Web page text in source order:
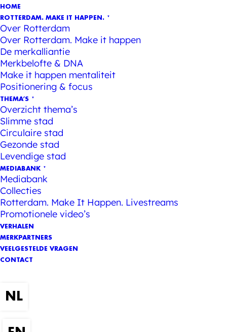
HOME
ROTTERDAM. MAKE IT HAPPEN.
Over Rotterdam
Over Rotterdam. Make it happen
De merkalliantie
Merkbelofte & DNA
Make it happen mentaliteit
Positionering & focus
THEMA’S
Overzicht thema’s
Slimme stad
Circulaire stad
Gezonde stad
Levendige stad
MEDIABANK
Mediabank
Collecties
Rotterdam. Make It Happen. Livestreams
Promotionele video’s
VERHALEN
MERKPARTNERS
VEELGESTELDE VRAGEN
CONTACT